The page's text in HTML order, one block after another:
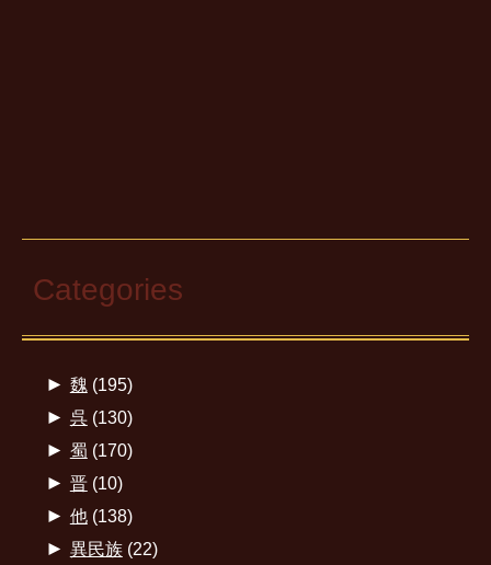
Categories
► 魏 (195)
► 呉(130)
► 蜀 (170)
► 晋(10)
► 他(138)
► 異民族(22)